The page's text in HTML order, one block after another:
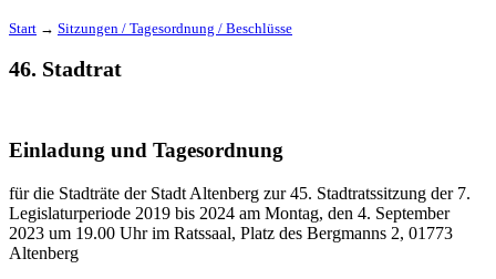
Start → Sitzungen / Tagesordnung / Beschlüsse
46. Stadtrat
Einladung und Tagesordnung
für die Stadträte der Stadt Altenberg zur 45. Stadtratssitzung der 7.
Legislaturperiode 2019 bis 2024 am Montag, den 4. September
2023 um 19.00 Uhr im Ratssaal, Platz des Bergmanns 2, 01773
Altenberg